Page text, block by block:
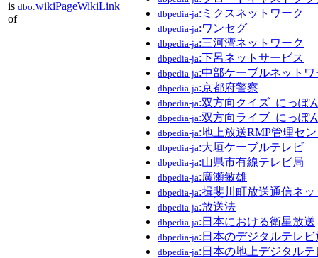
is dbo:wikiPageWikiLink
of
dbpedia-ja:ミクスネットワーク
dbpedia-ja:ワンセグ
dbpedia-ja:三河湾ネットワーク
dbpedia-ja:下呂ネットサービス
dbpedia-ja:中部ケーブルネットワ
dbpedia-ja:京都府警察
dbpedia-ja:双方向クイズ_にっぽ
dbpedia-ja:双方向ライブ_にっぽ
dbpedia-ja:地上放送RMP管理セ
dbpedia-ja:大垣ケーブルテレビ
dbpedia-ja:山県市有線テレビ局
dbpedia-ja:廣瀬敏雄
dbpedia-ja:揖斐川町放送通信ネ
dbpedia-ja:放送法
dbpedia-ja:日本における衛星放送
dbpedia-ja:日本のデジタルテレビ
dbpedia-ja:日本の地上デジタル